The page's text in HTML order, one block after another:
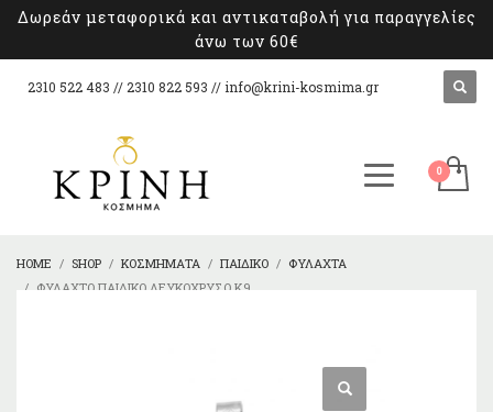
Δωρεάν μεταφορικά και αντικαταβολή για παραγγελίες
άνω των 60€
2310 522 483 // 2310 822 593 // info@krini-kosmima.gr
HOME SHOP ΚΟΣΜΉΜΑΤΑ ΠΑΙΔΙΚΌ
ΦΥΛΑΧΤΆ
ΦΥΛΑΧΤΌ ΠΑΙΔΙΚΌ ΛΕΥΚΌΧΡΥΣΟ Κ9